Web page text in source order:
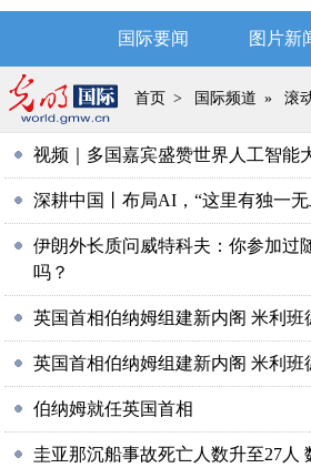
国际要闻 图片新
首页 > 国际频道 » 滚
视频｜多国嘉宾盛赞世界人工智能
深耕中国丨布局AI，“这里有独一
伊朗外长质问威特科夫：你参加过
吗？
英国首相伯纳姆组建新内阁 米利班
英国首相伯纳姆组建新内阁 米利班
伯纳姆就任英国首相
圭亚那沉船事故死亡人数升至27人